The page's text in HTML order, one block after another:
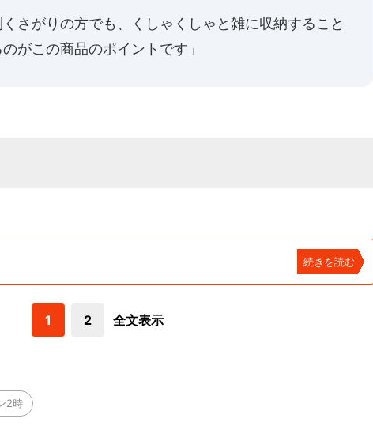
くさがりの方でも、くしゃくしゃと雑に収納すること
がこの商品のポイントです」
続きを読む
1 2 全文表示
2時